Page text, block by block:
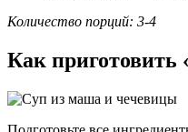
Количество порций: 3-4
Как